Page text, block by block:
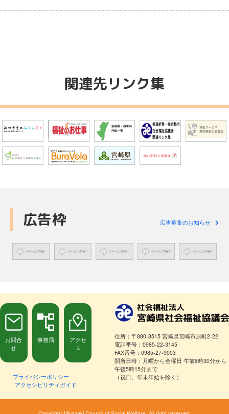
関連先リンク集
広告枠 広告募集のお知らせ
お問合
せ
事務局
アクセ
ス
プライバシーポリシー
アクセシビリティガイド
住所：〒880-8515 宮崎県宮崎市原町2-22
電話番号：0985-22-3145
FAX番号：0985-27-9003
開所日時：月曜から金曜日 午前8時30分から
午後5時15分まで
（祝日、年末年始を除く）